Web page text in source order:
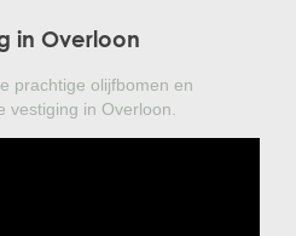
in Overloon
prachtige olijfbomen en
vestiging in Overloon.